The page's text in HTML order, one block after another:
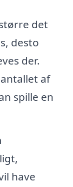
det
desto
der.
af
spille en
have